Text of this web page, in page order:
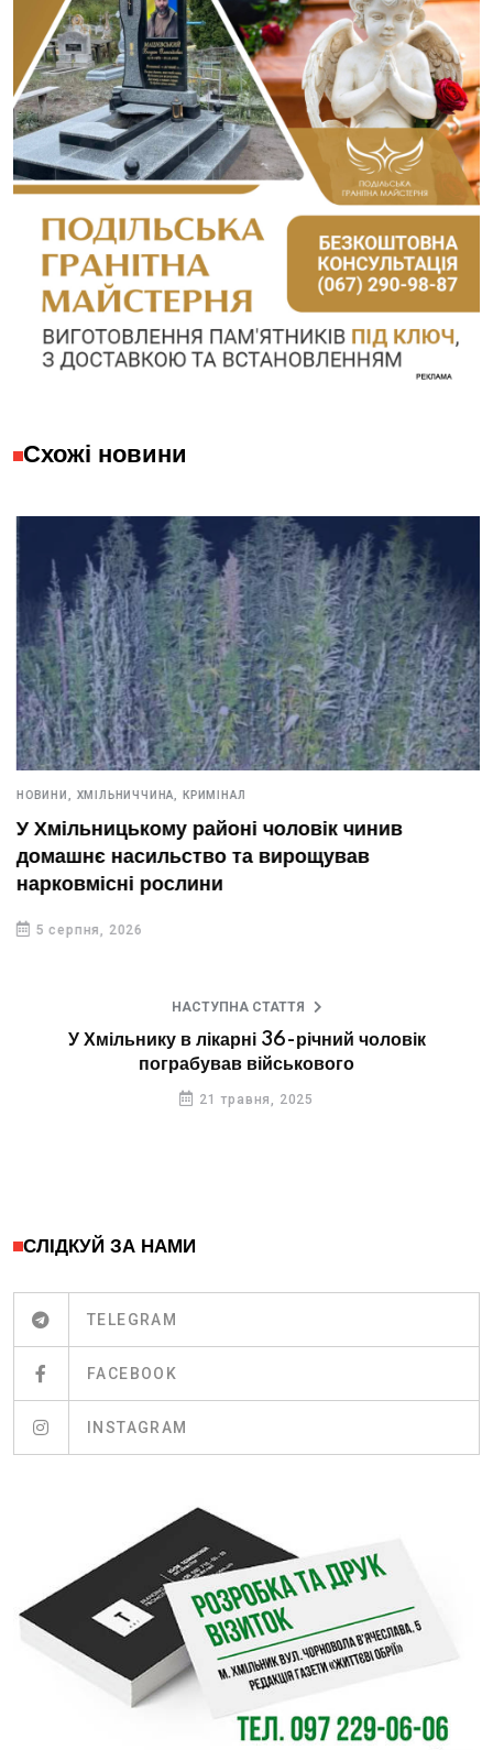
Схожі новини
НОВИНИ, ХМІЛЬНИЧЧИНА, КРИМІНАЛ
У Хмільницькому районі чоловік чинив
домашнє насильство та вирощував
нарковмісні рослини
5 серпня, 2026
НАСТУПНА СТАТТЯ
У Хмільнику в лікарні 36-річний чоловік
пограбував військового
21 травня, 2025
СЛІДКУЙ ЗА НАМИ
TELEGRAM
FACEBOOK
INSTAGRAM